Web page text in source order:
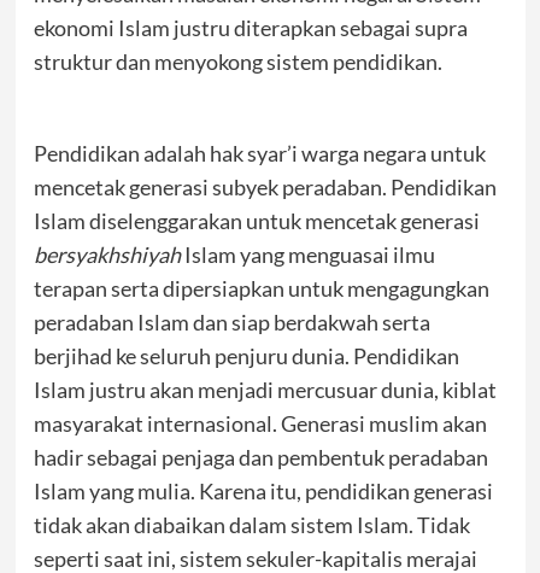
ekonomi Islam justru diterapkan sebagai supra
struktur dan menyokong sistem pendidikan.
Pendidikan adalah hak syar’i warga negara untuk
mencetak generasi subyek peradaban. Pendidikan
Islam diselenggarakan untuk mencetak generasi
bersyakhshiyahIslam yang menguasai ilmu
terapan serta dipersiapkan untuk mengagungkan
peradaban Islam dan siap berdakwah serta
berjihad ke seluruh penjuru dunia. Pendidikan
Islam justru akan menjadi mercusuar dunia, kiblat
masyarakat internasional. Generasi muslim akan
hadir sebagai penjaga dan pembentuk peradaban
Islam yang mulia. Karena itu, pendidikan generasi
tidak akan diabaikan dalam sistem Islam. Tidak
seperti saat ini, sistem sekuler-kapitalis merajai